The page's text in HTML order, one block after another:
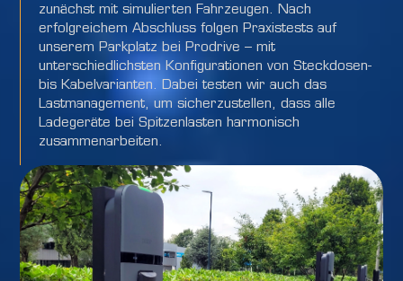
zunächst mit simulierten Fahrzeugen. Nach
erfolgreichem Abschluss folgen Praxistests auf
unserem Parkplatz bei Prodrive – mit
unterschiedlichsten Konfigurationen von Steckdosen-
bis Kabelvarianten. Dabei testen wir auch das
Lastmanagement, um sicherzustellen, dass alle
Ladegeräte bei Spitzenlasten harmonisch
zusammenarbeiten.